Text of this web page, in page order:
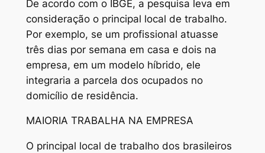
De acordo com o IBGE, a pesquisa leva em
consideração o principal local de trabalho.
Por exemplo, se um profissional atuasse
três dias por semana em casa e dois na
empresa, em um modelo híbrido, ele
integraria a parcela dos ocupados no
domicílio de residência.
MAIORIA TRABALHA NA EMPRESA
O principal local de trabalho dos brasileiros